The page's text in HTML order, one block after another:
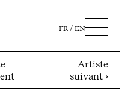
FR EN
Artiste
suivant ›